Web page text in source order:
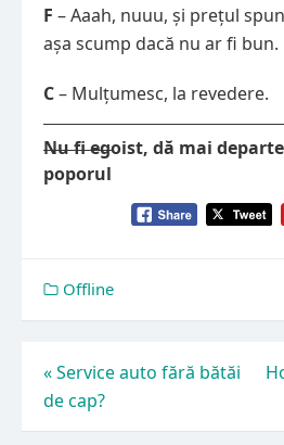
F – Aaah, nuuu, și prețul
așa scump dacă nu ar fi bun.
C– Mulțumesc, la revedere.
Nu fi egoist, dă mai
poporul
Offline
Navigare
în
«Service auto fără bătăi
de cap?